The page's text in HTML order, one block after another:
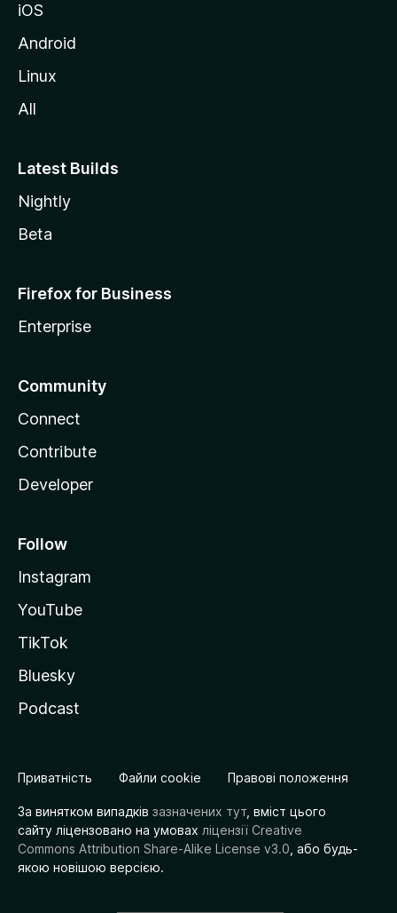
iOS
Android
Linux
All
Latest Builds
Nightly
Beta
Firefox for Business
Enterprise
Community
Connect
Contribute
Developer
Follow
Instagram
YouTube
TikTok
Bluesky
Podcast
Приватність Файли cookie Правові положення
За винятком випадків зазначених тут , вміст цього
сайту ліцензовано на умовах ліцензії Creative
Commons Attribution Share-Alike License v3.0 , або будь-
якою новішою версією.